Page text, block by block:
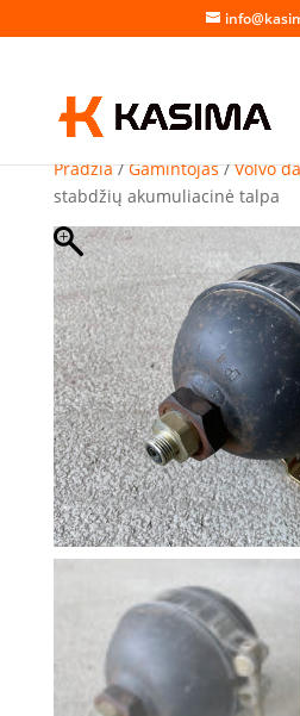
Pradžia/Gamintojas/Volvo
stabdžių akumuliacinė talpa